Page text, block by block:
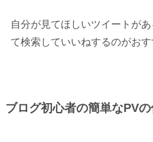
自分が見てほしいツイートが
て検索していいねするのがおす
ブログ初心者の簡単なPV